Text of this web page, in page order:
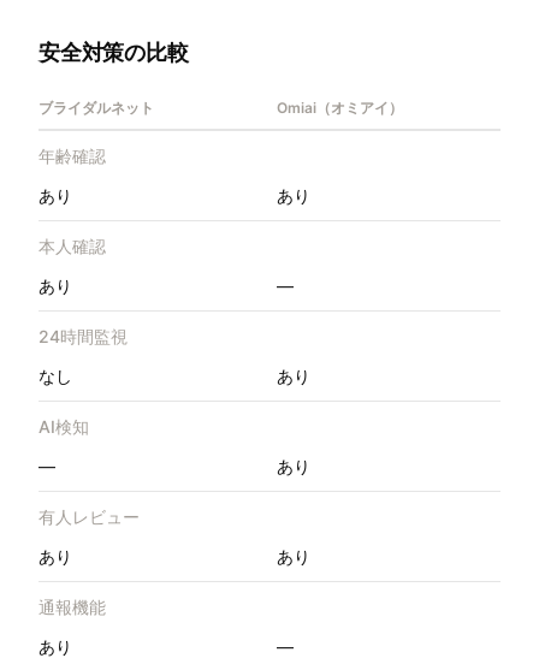
安全対策の比較
ブライダルネット Omiai（オミアイ）
年齢確認
あり
あり
本人確認
あり
—
24時間監視
なし
あり
AI検知
—
あり
有人レビュー
あり
あり
通報機能
あり
—